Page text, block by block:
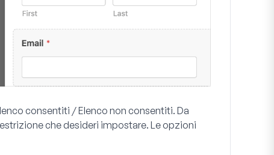
consentiti / Elenco non consentiti. Da
che desideri impostare. Le opzioni